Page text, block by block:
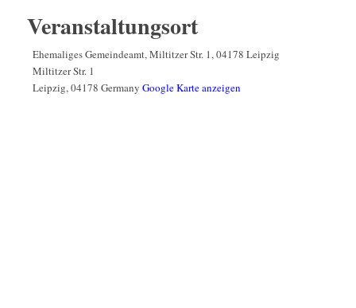
Veranstaltungsort
Ehemaliges Gemeindeamt, Miltitzer Str. 1, 04178 Leipzig
Miltitzer Str. 1
Leipzig,04178 Germany Google Karte anzeigen